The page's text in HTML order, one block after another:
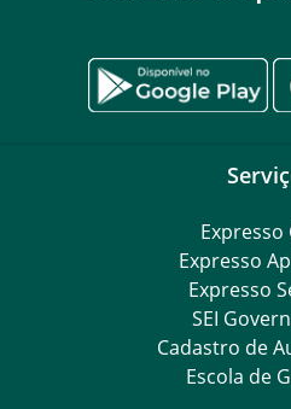
Expresso
Expresso
Expresso
SEI
Cadastro de
Escola de